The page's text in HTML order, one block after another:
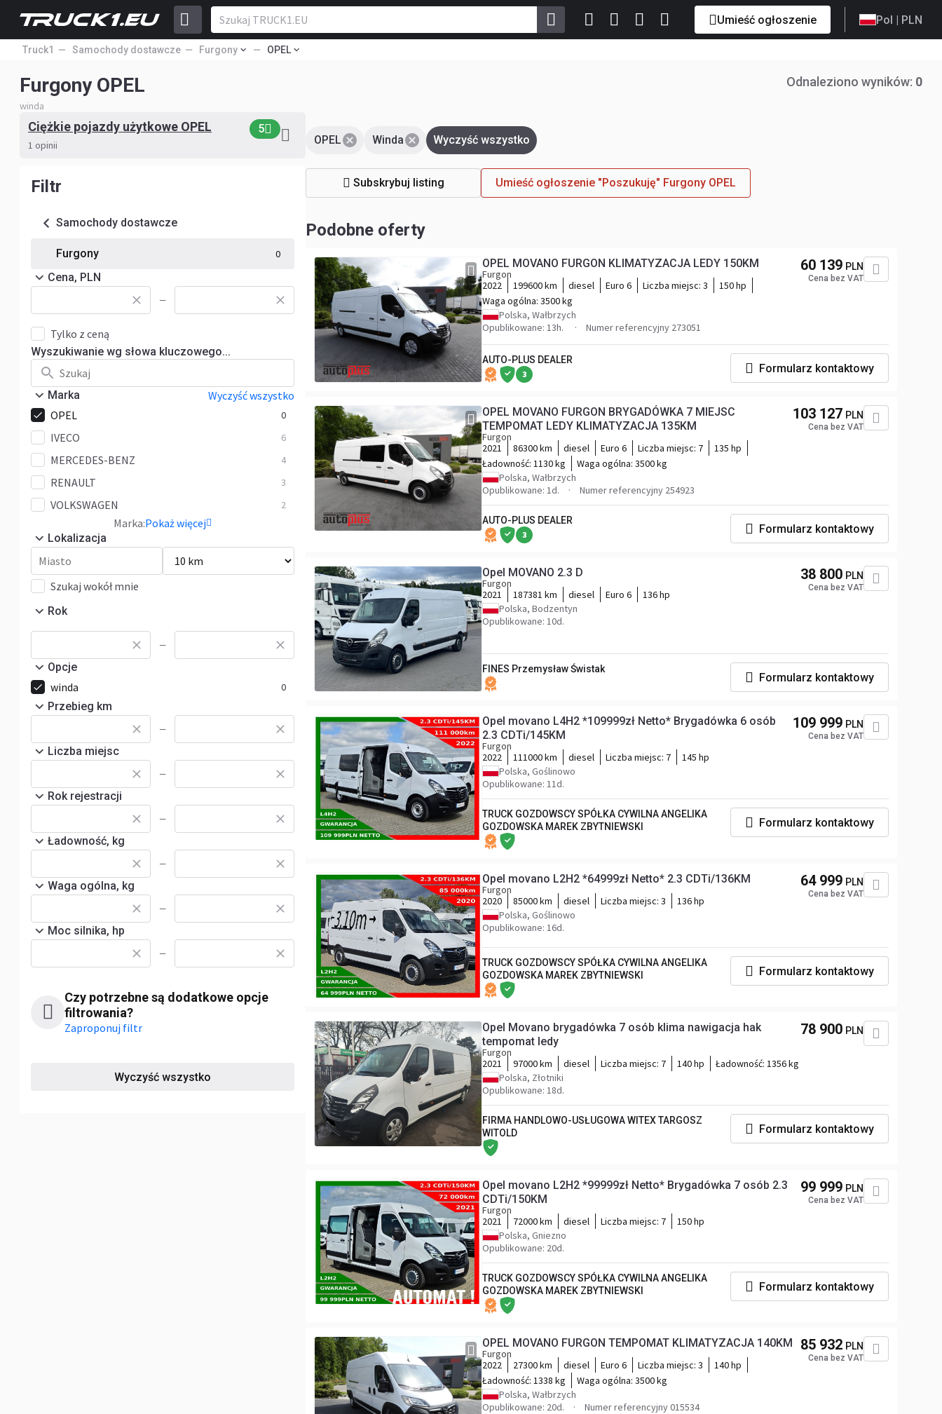
Umieść ogłoszenie Pol | PLN
Truck1 Samochody dostawcze Furgony OPEL
Furgony OPEL
winda
Odnaleziono wyników: 0
Ciężkie pojazdy użytkowe OPEL 5
1 opinii
Filtr
Samochody dostawcze
Furgony 0
Cena, PLN
—
Tylko z ceną
Wyszukiwanie wg słowa kluczowego...
Marka
Wyczyść wszystko
OPEL
0
IVECO 6
MERCEDES-BENZ 4
RENAULT 3
VOLKSWAGEN 2
Marka:Pokaż więcej
Lokalizacja
Szukaj wokół mnie
Rok
—
Opcje
winda 0
Przebieg km
—
Liczba miejsc
—
Rok rejestracji
—
Ładowność, kg
—
Waga ogólna, kg
—
Moc silnika, hp
—
Czy potrzebne są dodatkowe opcje
filtrowania?
Zaproponuj filtr
Wyczyść wszystko
OPEL Winda Wyczyść wszystko
Subskrybuj listing Umieść ogłoszenie "Poszukuję" Furgony OPEL
Podobne oferty
OPEL MOVANO FURGON KLIMATYZACJA LEDY 150KM
Furgon
2022
199600 km diesel Euro 6 Liczba miejsc: 3
150 hp
Waga ogólna: 3500 kg
Polska, Wałbrzych
Opublikowane: 13h.
Numer referencyjny 273051
60 139 PLN
Cena bez VAT
AUTO-PLUS DEALER
3 Formularz kontaktowy
OPEL MOVANO FURGON BRYGADÓWKA 7 MIEJSC
TEMPOMAT LEDY KLIMATYZACJA 135KM
Furgon
2021
86300 km diesel Euro 6 Liczba miejsc: 7
135 hp
Ładowność: 1130 kg Waga ogólna: 3500 kg
Polska, Wałbrzych
Opublikowane: 1d.
Numer referencyjny 254923
103 127 PLN
Cena bez VAT
AUTO-PLUS DEALER
3 Formularz kontaktowy
Opel MOVANO 2.3 D
Furgon
2021
187381 km diesel Euro 6
136 hp
Polska, Bodzentyn
Opublikowane: 10d.
38 800 PLN
Cena bez VAT
FINES Przemysław Świstak
Formularz kontaktowy
Opel movano L4H2 *109999zł Netto* Brygadówka 6 osób
2.3 CDTi/145KM
Furgon
2022
111000 km diesel Liczba miejsc: 7
145 hp
Polska, Goślinowo
Opublikowane: 11d.
109 999 PLN
Cena bez VAT
TRUCK GOZDOWSCY SPÓŁKA CYWILNA ANGELIKA
GOZDOWSKA MAREK ZBYTNIEWSKI
Formularz kontaktowy
Opel movano L2H2 *64999zł Netto* 2.3 CDTi/136KM
Furgon
2020
85000 km diesel Liczba miejsc: 3
136 hp
Polska, Goślinowo
Opublikowane: 16d.
64 999 PLN
Cena bez VAT
TRUCK GOZDOWSCY SPÓŁKA CYWILNA ANGELIKA
GOZDOWSKA MAREK ZBYTNIEWSKI
Formularz kontaktowy
Opel Movano brygadówka 7 osób klima nawigacja hak
tempomat ledy
Furgon
2021
97000 km diesel Liczba miejsc: 7 140 hp Ładowność: 1356 kg
Polska, Złotniki
Opublikowane: 18d.
78 900 PLN
FIRMA HANDLOWO-USŁUGOWA WITEX TARGOSZ
WITOLD
Formularz kontaktowy
Opel movano L2H2 *99999zł Netto* Brygadówka 7 osób 2.3
CDTi/150KM
Furgon
2021
72000 km diesel Liczba miejsc: 7
150 hp
Polska, Gniezno
Opublikowane: 20d.
99 999 PLN
Cena bez VAT
TRUCK GOZDOWSCY SPÓŁKA CYWILNA ANGELIKA
GOZDOWSKA MAREK ZBYTNIEWSKI
Formularz kontaktowy
OPEL MOVANO FURGON TEMPOMAT KLIMATYZACJA 140KM
Furgon
2022
27300 km diesel Euro 6 Liczba miejsc: 3
140 hp
Ładowność: 1338 kg Waga ogólna: 3500 kg
Polska, Wałbrzych
Opublikowane: 20d.
Numer referencyjny 015534
85 932 PLN
Cena bez VAT